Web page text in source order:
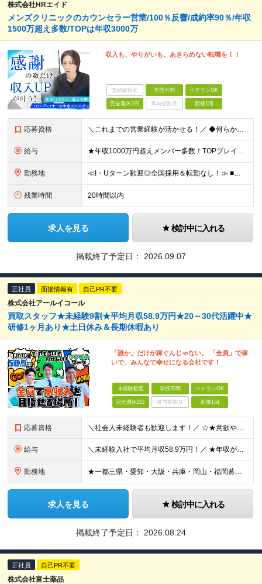
株式会社HRエイド
メンズクリニックのカウンセラー営業/100％反響/成約率90％/年収
1500万超え多数/TOPは年収3000万
収入も、やりがいも、あきらめない転職を！！
未経験歓迎 学歴不問 ベテランOK
完全週休2日 賞与複数月 面接1回
応募資格 ＼これまでの営業経験が活かせる！／ ◆何らかの営業経験をお持ちの方 ◆学歴不問 ★以下ひとつでも当てはまる方はより歓迎します！ ・個人インセンティブで稼ぐ営業スタイルの経験がある方 ・個人向けの規開
給与 ★年収1000万円超えメンバー多数！TOPプレイヤーは年収3500万円！ ★営業メンバーの平均年収750万円 月50件(平均単価60万円)の契約で年収1000万円が可能。 年収2000万円以上も多数
勤務地 ≪I・Uターン歓迎◎全国採用＆転勤なし！≫ ■下記エリアにある病院やクリニックでの勤務となります。 ※ご自宅からクリニックへは直行直帰です ＼★マークのついている店舗で積極採用実施中！／ 【関東エリ
残業時間 20時間以内
求人を見る 検討中に入れる
掲載終了予定日： 2026.09.07
正社員 面接情報有 自己PR不要
株式会社アールイコール
買取スタッフ★未経験9割★平均月収58.9万円★20～30代活躍中★
研修1ヶ月あり★土日休み＆長期休暇あり
「誰か」だけが稼ぐんじゃない。 「全員」で稼
いで、みんなで幸せになる会社です！
未経験歓迎 学歴不問 ベテランOK
完全週休2日 賞与複数月 面接1回
応募資格 ＼社会人未経験者も歓迎します！／ ☆★意欲や人柄を重視した選考です！★☆ 今までの経験は問いませんので、まずはお気軽にご応募ください！ 20～30代活躍中！パパスタッフも多数在籍しています！ ■学歴
給与 ＼未経験入社で平均月収58.9万円！／ ★年収が前職の2倍以上になった人も多数 ★ほぼ全員が単月で15万円～100万円分のインセンティブを獲得！ ★入社祝い金あり 月給30万円～40万円＋インセンテ
勤務地 ★一都三県・愛知・大阪・兵庫・岡山・福岡募集 ★埼玉8月末オープン！ ★千葉・広島オープン予定 ■東京 ・渋谷区道玄坂1-12-1 ・新宿区西新宿1-20-3 ・豊島区南池袋1-16-15 ・品川区
求人を見る 検討中に入れる
掲載終了予定日： 2026.08.24
正社員 自己PR不要
株式会社富士薬品